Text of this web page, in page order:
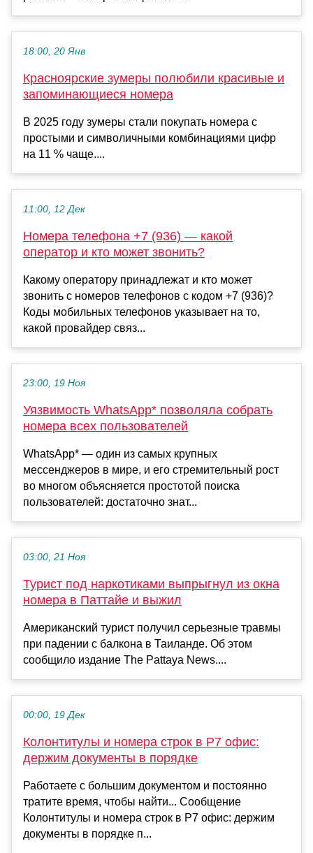
18:00, 20 Янв
Красноярские зумеры полюбили красивые и
запоминающиеся номера
В 2025 году зумеры стали покупать номера с
простыми и символичными комбинациями цифр
на 11 % чаще....
11:00, 12 Дек
Номера телефона +7 (936) — какой
оператор и кто может звонить?
Какому оператору принадлежат и кто может
звонить с номеров телефонов с кодом +7 (936)?
Коды мобильных телефонов указывает на то,
какой провайдер связ...
23:00, 19 Ноя
Уязвимость WhatsApp* позволяла собрать
номера всех пользователей
WhatsApp* — один из самых крупных
мессенджеров в мире, и его стремительный рост
во многом объясняется простотой поиска
пользователей: достаточно знат...
03:00, 21 Ноя
Турист под наркотиками выпрыгнул из окна
номера в Паттайе и выжил
Американский турист получил серьезные травмы
при падении с балкона в Таиланде. Об этом
сообщило издание The Pattaya News....
00:00, 19 Дек
Колонтитулы и номера строк в Р7 офис:
держим документы в порядке
Работаете с большим документом и постоянно
тратите время, чтобы найти... Сообщение
Колонтитулы и номера строк в Р7 офис: держим
документы в порядке п...